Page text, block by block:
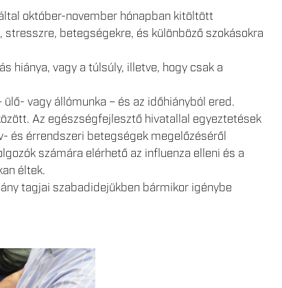
október-november hónapban kitöltött
betegségekre, és különböző szokásokra
hiánya, vagy a túlsúly, illetve, hogy csak a
vagy állómunka – és az időhiányból ered.
Az egészségfejlesztő hivatallal egyeztetések
és érrendszeri betegségek megelőzéséről
számára elérhető az influenza elleni és a
éltek.
tagjai szabadidejükben bármikor igénybe